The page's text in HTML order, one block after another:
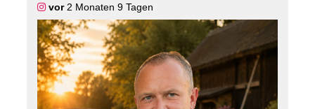
Donnerstag, den 09.Juli, um 18:00 Uhr
Spielbergstraße 3 in 15907 Lübben
im Café Lange.
vor2 Monaten 9 Tagen